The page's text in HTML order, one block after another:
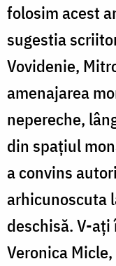
folosim acest
sugestia
Vovidenie,
amenajarea
nepereche,
din spațiul
a convins
arhicunoscuta
deschisă. V-
Veronica